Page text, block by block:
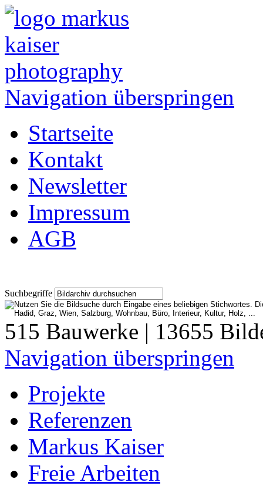
Navigation überspringen
Startseite
Kontakt
Newsletter
Impressum
AGB
Suchbegriffe
515 Bauwerke | 13655
Navigation überspringen
Projekte
Referenzen
Markus Kaiser
Freie Arbeiten